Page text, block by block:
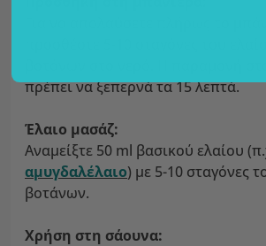
πρέπει να ξεπερνά τα 15 λεπτά.
Έλαιο μασάζ:
Αναμείξτε 50 ml βασικού ελαίου
αμυγδαλέλαιο) με 5-10 σταγόνες
βοτάνων.
Χρήση στη σάουνα: